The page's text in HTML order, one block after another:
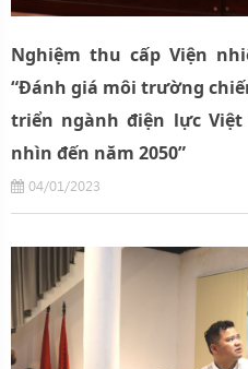
Nghiệm thu cấp Viện
“Đánh giá môi trường
triển ngành điện lực Việt
nhìn đến năm 2050”
04/01/2023